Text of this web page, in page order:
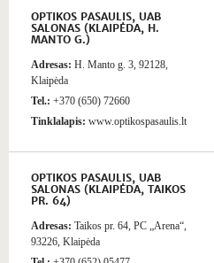
OPTIKOS PASAULIS, UAB
SALONAS (KLAIPĖDA, H.
MANTO G.)
Adresas: H. Manto g. 3, 92128,
Klaipėda
Tel.: +370 (650) 72660
Tinklalapis: www.optikospasaulis.lt
OPTIKOS PASAULIS, UAB
SALONAS (KLAIPĖDA, TAIKOS
PR. 64)
Adresas: Taikos pr. 64, PC „Arena“,
93226, Klaipėda